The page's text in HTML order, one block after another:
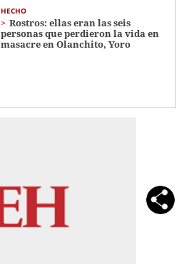
HECHO
Rostros: ellas eran las seis
personas que perdieron la vida en
masacre en Olanchito, Yoro